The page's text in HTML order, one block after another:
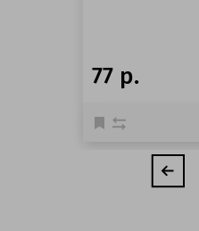
77 р.